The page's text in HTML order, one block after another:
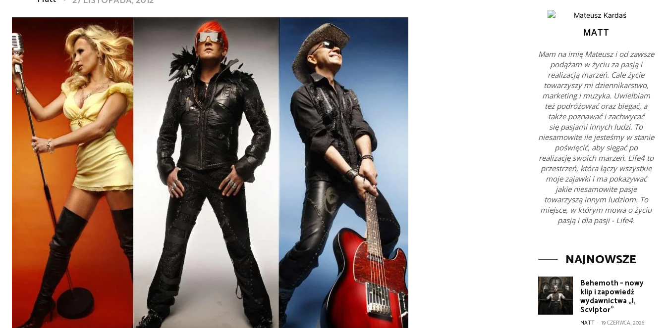
MATT
Mam na imię Mateusz i od zawsze
podążam w życiu za pasją i
realizacją marzeń. Cale życie
towarzyszy mi dziennikarstwo,
marketing i muzyka. Uwielbiam
też podróżować oraz biegać, a
także poznawać i zachwycać
się pasjami innych ludzi. To
niesamowite ile jesteśmy w stanie
poświęcić, aby sięgać po
realizację swoich marzeń. Life4 to
przestrzeń, która łączy wszystkie
moje zajawki i ma pokazywać
jakie niesamowite pasje
towarzyszą innym ludziom. To
miejsce, w którym mowa o życiu
pasją i dla pasji - Life4.
NAJNOWSZE
Behemoth – nowy
klip i zapowiedź
wydawnictwa „I,
Scvlptor”
MATT - 19 CZERWCA, 2026